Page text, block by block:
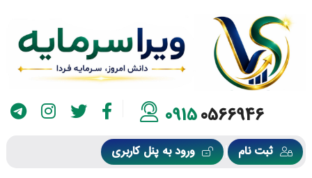
09150566946
ثبت نام ورود به پنل کاربری